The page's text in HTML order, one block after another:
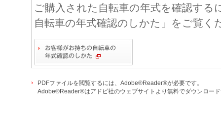
ご購入された自転車の年式を確認する
自転車の年式確認のしかた」をご覧く
PDFファイルを閲覧するには、Adobe®Reader®が必要です。
Adobe®Reader®はアドビ社のウェブサイトより無料でダウンロー